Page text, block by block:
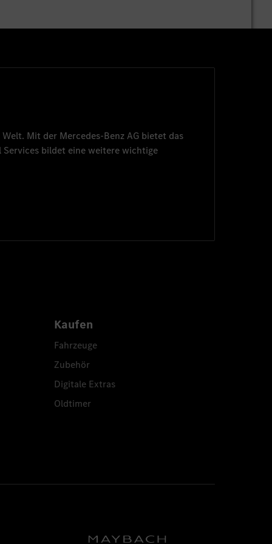
Mit der Mercedes-Benz AG bietet das
Services bildet eine weitere wichtige
Kaufen
Fahrzeuge
Zubehör
Digitale Extras
Oldtimer